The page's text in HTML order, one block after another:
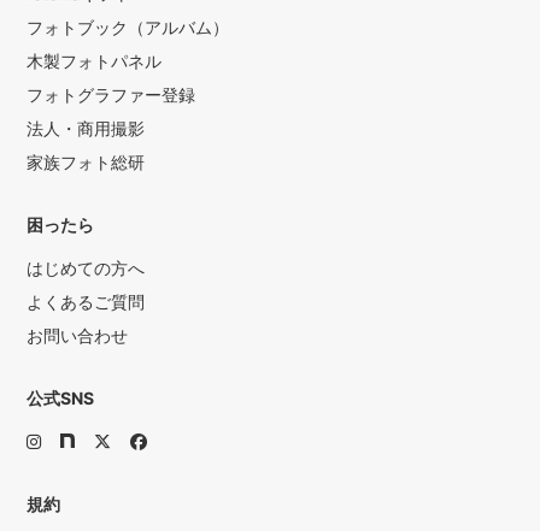
フォトブック（アルバム）
木製フォトパネル
フォトグラファー登録
法人・商用撮影
家族フォト総研
困ったら
はじめての方へ
よくあるご質問
お問い合わせ
公式SNS
規約